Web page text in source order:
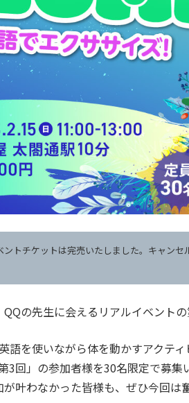
トチケットは完売いたしました。キャンセ
の先生に会えるリアルイベント
語を使いながら体を動かすアクティ
3回」 の参加者様を30名限定で募集
叶わなかった皆様も、ぜひ今回は